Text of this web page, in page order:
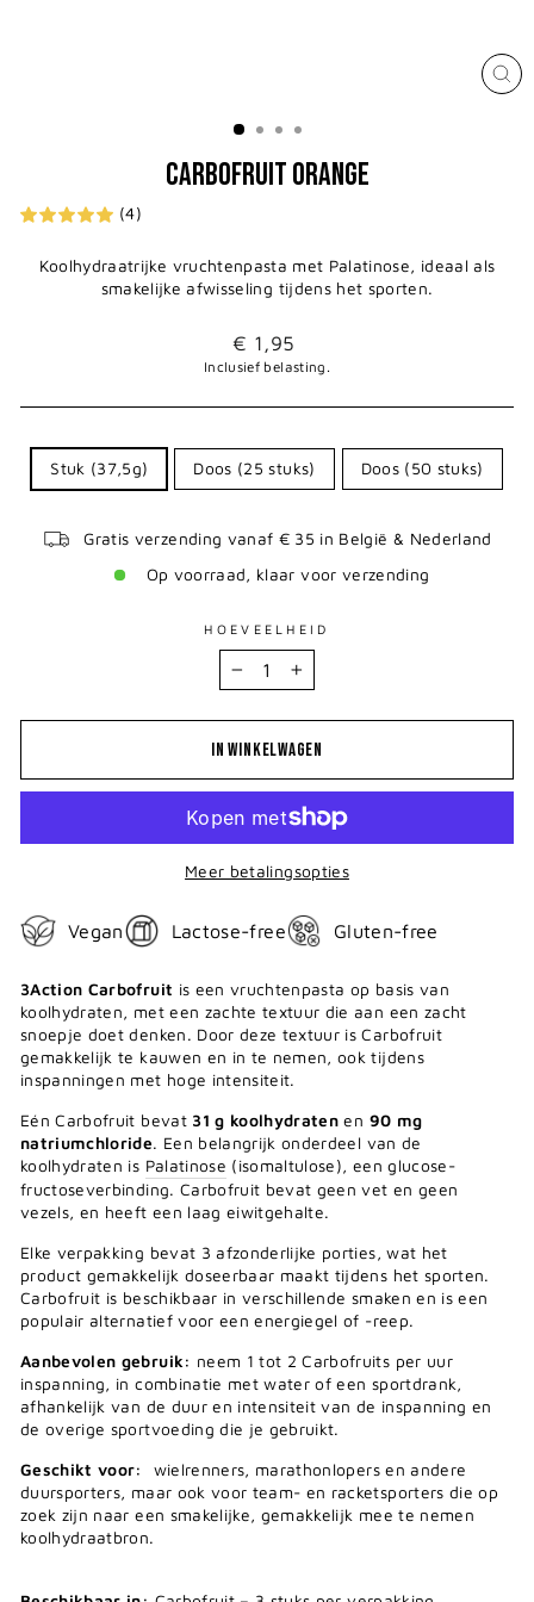
CARBOFRUIT ORANGE
(4)
Koolhydraatrijke vruchtenpasta met Palatinose, ideaal als
smakelijke afwisseling tijdens het sporten.
Normale
prijs
Verkoopprijs
€ 1,95
Inclusief belasting.
Stuk (37,5g) Doos (25 stuks) Doos (50 stuks)
Gratis verzending vanaf € 35 in België & Nederland
Op voorraad, klaar voor verzending
HOEVEELHEID
+
IN WINKELWAGEN
Meer betalingsopties
Vegan Lactose-free Gluten-free
3Action Carbofruit is een vruchtenpasta op basis van
koolhydraten, met een zachte textuur die aan een zacht
snoepje doet denken. Door deze textuur is Carbofruit
gemakkelijk te kauwen en in te nemen, ook tijdens
inspanningen met hoge intensiteit.
Eén Carbofruit bevat 31 g koolhydraten en 90 mg
natriumchloride. Een belangrijk onderdeel van de
koolhydraten is Palatinose (isomaltulose), een glucose-
fructoseverbinding. Carbofruit bevat geen vet en geen
vezels, en heeft een laag eiwitgehalte.
Elke verpakking bevat 3 afzonderlijke porties, wat het
product gemakkelijk doseerbaar maakt tijdens het sporten.
Carbofruit is beschikbaar in verschillende smaken en is een
populair alternatief voor een energiegel of -reep.
Aanbevolen gebruik: neem 1 tot 2 Carbofruits per uur
inspanning, in combinatie met water of een sportdrank,
afhankelijk van de duur en intensiteit van de inspanning en
de overige sportvoeding die je gebruikt.
Geschikt voor: wielrenners, marathonlopers en andere
duursporters, maar ook voor team- en racketsporters die op
zoek zijn naar een smakelijke, gemakkelijk mee te nemen
koolhydraatbron.